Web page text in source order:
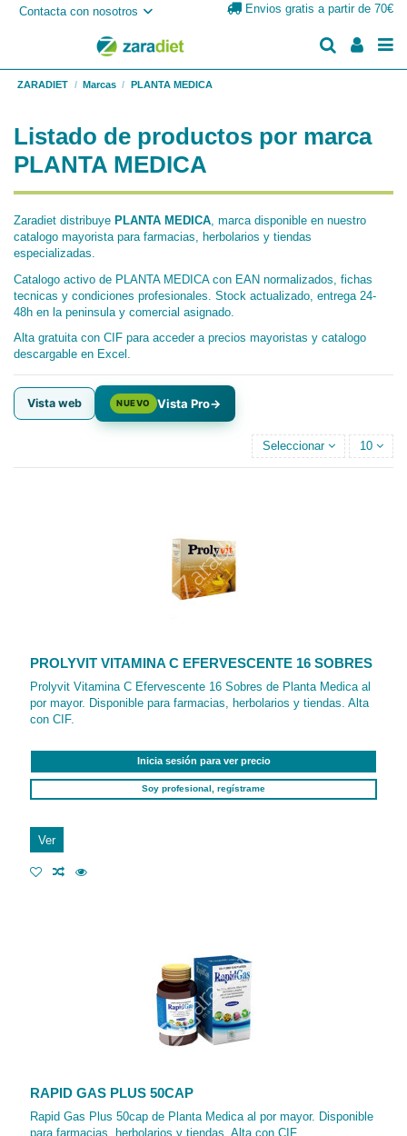
Contacta con nosotros Envios gratis a partir de 70€
ZARADIET Marcas PLANTA MEDICA
Listado de productos por marca
PLANTA MEDICA
Zaradiet distribuye PLANTA MEDICA, marca disponible en nuestro
catalogo mayorista para farmacias, herbolarios y tiendas
especializadas.
Catalogo activo de PLANTA MEDICA con EAN normalizados, fichas
tecnicas y condiciones profesionales. Stock actualizado, entrega 24-
48h en la peninsula y comercial asignado.
Alta gratuita con CIF para acceder a precios mayoristas y catalogo
descargable en Excel.
Vista web NUEVO Vista Pro→
Seleccionar 10
PROLYVIT VITAMINA C EFERVESCENTE 16 SOBRES
Prolyvit Vitamina C Efervescente 16 Sobres de Planta Medica al
por mayor. Disponible para farmacias, herbolarios y tiendas. Alta
con CIF.
Inicia sesión para ver precio
Soy profesional, regístrame
Ver
RAPID GAS PLUS 50CAP
Rapid Gas Plus 50cap de Planta Medica al por mayor. Disponible
para farmacias, herbolarios y tiendas. Alta con CIF.